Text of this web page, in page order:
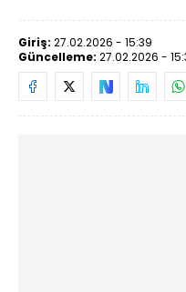
Giriş: 27.02.2026 - 15:39
Güncelleme: 27.02.2026 -